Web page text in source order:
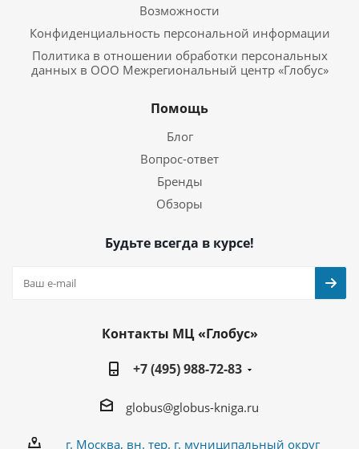
Возможности
Конфиденциальность персональной информации
Политика в отношении обработки персональных
данных в ООО Межрегиональный центр «Глобус»
Помощь
Блог
Вопрос-ответ
Бренды
Обзоры
Будьте всегда в курсе!
Контакты МЦ «Глобус»
+7 (495) 988-72-83
globus@globus-kniga.ru
г. Москва, вн. тер. г. муниципальный округ